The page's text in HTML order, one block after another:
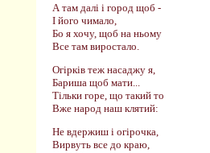
А там далі і город щоб -
І його чимало,
Бо я хочу, щоб на ньому
Все там виростало.
Огірків теж насаджу я,
Бариша щоб мати...
Тільки горе, що такий то
Вже народ наш клятий:
Не вдержиш і огірочка,
Вирвуть все до краю,